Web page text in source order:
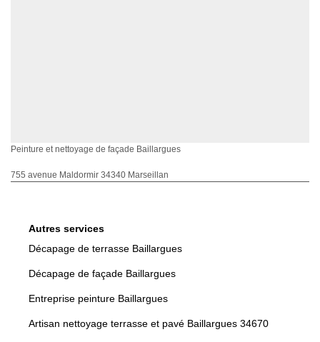
Peinture et nettoyage de façade Baillargues
755 avenue Maldormir 34340 Marseillan
Autres services
Décapage de terrasse Baillargues
Décapage de façade Baillargues
Entreprise peinture Baillargues
Artisan nettoyage terrasse et pavé Baillargues 34670